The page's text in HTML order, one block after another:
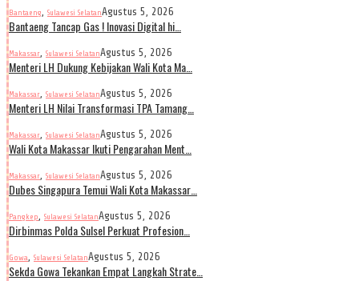
Bantaeng, Sulawesi SelatanAgustus 5, 2026
Bantaeng Tancap Gas ! Inovasi Digital hi…
Makassar, Sulawesi SelatanAgustus 5, 2026
Menteri LH Dukung Kebijakan Wali Kota Ma…
Makassar, Sulawesi SelatanAgustus 5, 2026
Menteri LH Nilai Transformasi TPA Tamang…
Makassar, Sulawesi SelatanAgustus 5, 2026
Wali Kota Makassar Ikuti Pengarahan Ment…
Makassar, Sulawesi SelatanAgustus 5, 2026
Dubes Singapura Temui Wali Kota Makassar…
Pangkep, Sulawesi SelatanAgustus 5, 2026
Dirbinmas Polda Sulsel Perkuat Profesion…
Gowa, Sulawesi SelatanAgustus 5, 2026
Sekda Gowa Tekankan Empat Langkah Strate…